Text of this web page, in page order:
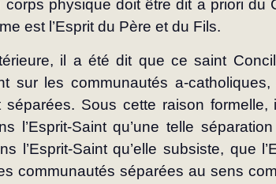
corps physique doit être dit a priori du
est l’Esprit du Père et du Fils.
il a été dit que ce saint
sur les communautés a-
séparées. Sous cette raison formelle,
l’Esprit-Saint qu’une telle séparation
l’Esprit-Saint qu’elle subsiste, que
communautés séparées au sens